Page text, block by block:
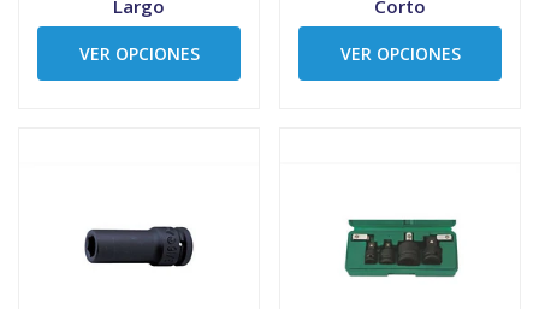
Largo
VER OPCIONES
Corto
VER OPCIONES